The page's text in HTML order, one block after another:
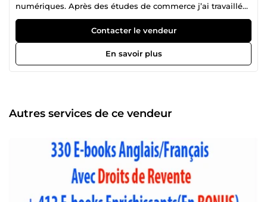
numériques. Après des études de commerce j’ai travaillé
comme responsable de magasin, dans le secteur de
l’informatique et de la téléphonie. Actuellement, je gère
un réseau de sites de rencontres, un blog, une chaine
youtube et de nombreuses pages et groupes facebook. Je
vous propose mes produits pour vous permettre de vous
variété de mes microservices ici :
https://5euros.com/profil/stephane-1 Je reste à votre
vos micro-services, avec un immense plaisir. Au plaisir de
collaborer ensemble. A bientôt, Stéphane
Contacter le vendeur
En savoir plus
Autres services de ce vendeur